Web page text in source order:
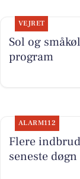
VEJRET
Sol og
program
ALARM112
Flere
seneste døgn